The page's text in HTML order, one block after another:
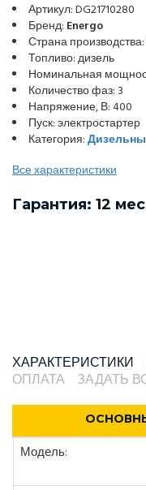
Артикул: DG21710280
Бренд: Energo
Страна производства:
Топливо: дизель
Номинальная
Количество фаз: 3
Напряжение, В: 400
Пуск: электростартер
Категория:
Все характеристики
Гарантия: 12
ХАРАКТЕРИСТИКИ
ОПЛАТА
ЗАДАТЬ
Модель: